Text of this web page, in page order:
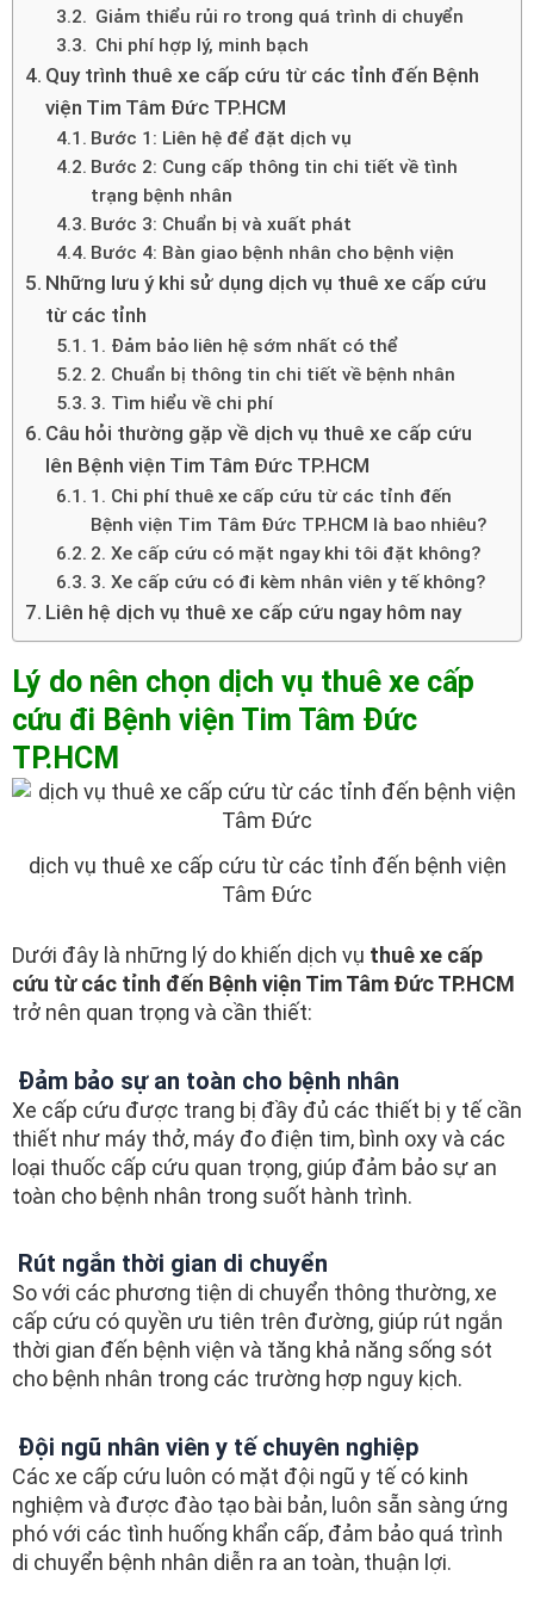
Giảm thiểu rủi ro trong quá trình di chuyển
Chi phí hợp lý, minh bạch
Quy trình thuê xe cấp cứu từ các tỉnh đến Bệnh
viện Tim Tâm Đức TP.HCM
Bước 1: Liên hệ để đặt dịch vụ
Bước 2: Cung cấp thông tin chi tiết về tình
trạng bệnh nhân
Bước 3: Chuẩn bị và xuất phát
Bước 4: Bàn giao bệnh nhân cho bệnh viện
Những lưu ý khi sử dụng dịch vụ thuê xe cấp cứu
từ các tỉnh
1. Đảm bảo liên hệ sớm nhất có thể
2. Chuẩn bị thông tin chi tiết về bệnh nhân
3. Tìm hiểu về chi phí
Câu hỏi thường gặp về dịch vụ thuê xe cấp cứu
lên Bệnh viện Tim Tâm Đức TP.HCM
1. Chi phí thuê xe cấp cứu từ các tỉnh đến
Bệnh viện Tim Tâm Đức TP.HCM là bao nhiêu?
2. Xe cấp cứu có mặt ngay khi tôi đặt không?
3. Xe cấp cứu có đi kèm nhân viên y tế không?
Liên hệ dịch vụ thuê xe cấp cứu ngay hôm nay
Lý do nên chọn dịch vụ thuê xe cấp
cứu đi Bệnh viện Tim Tâm Đức
TP.HCM
dịch vụ thuê xe cấp cứu từ các tỉnh đến bệnh viện
Tâm Đức
Dưới đây là những lý do khiến dịch vụ thuê xe cấp
cứu từ các tỉnh đến Bệnh viện Tim Tâm Đức TP.HCM
trở nên quan trọng và cần thiết:
Đảm bảo sự an toàn cho bệnh nhân
Xe cấp cứu được trang bị đầy đủ các thiết bị y tế cần
thiết như máy thở, máy đo điện tim, bình oxy và các
loại thuốc cấp cứu quan trọng, giúp đảm bảo sự an
toàn cho bệnh nhân trong suốt hành trình.
Rút ngắn thời gian di chuyển
So với các phương tiện di chuyển thông thường, xe
cấp cứu có quyền ưu tiên trên đường, giúp rút ngắn
thời gian đến bệnh viện và tăng khả năng sống sót
cho bệnh nhân trong các trường hợp nguy kịch.
Đội ngũ nhân viên y tế chuyên nghiệp
Các xe cấp cứu luôn có mặt đội ngũ y tế có kinh
nghiệm và được đào tạo bài bản, luôn sẵn sàng ứng
phó với các tình huống khẩn cấp, đảm bảo quá trình
di chuyển bệnh nhân diễn ra an toàn, thuận lợi.